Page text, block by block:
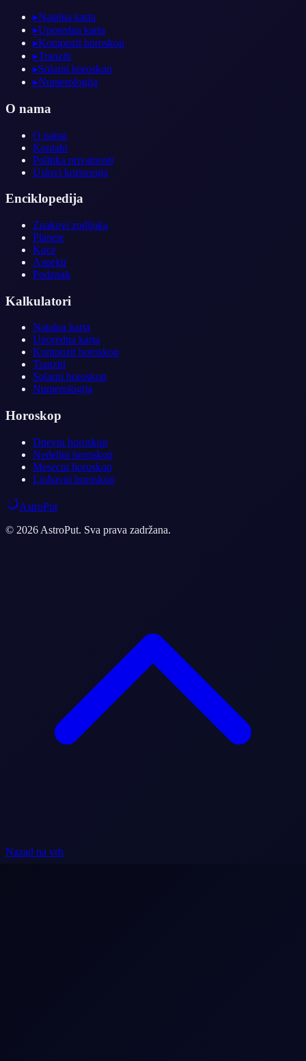
▸Natalna karta
▸Uporedna karta
▸Kompozit horoskop
▸Tranziti
▸Solarni horoskop
▸Numerologija
O nama
O nama
Kontakt
Politika privatnosti
Uslovi koriscenja
Enciklopedija
Znakovi zodijaka
Planete
Kuce
Aspekti
Podznak
Kalkulatori
Natalna karta
Uporedna karta
Kompozit horoskop
Tranziti
Solarni horoskop
Numerologija
Horoskop
Dnevni horoskop
Nedeljni horoskop
Mesecni horoskop
Ljubavni horoskop
AstroPut
© 2026 AstroPut. Sva prava zadržana.
Nazad na vrh